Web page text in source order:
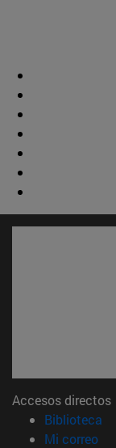
Accesos directos
Biblioteca
Mi correo